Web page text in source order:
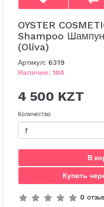
OYSTER
Shampoo
(Oliva)
Артикул: 6319
Наличие: 100
4 500 KZT
Количество
В
Купить
0